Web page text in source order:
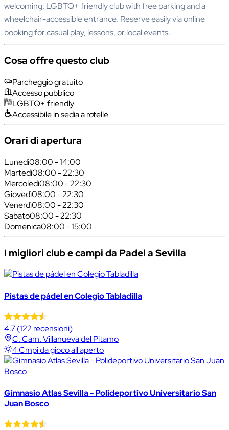
welcoming, LGBTQ+ friendly club with free parking and a
wheelchair-accessible entrance. Reserve easily via online
booking for casual play, lessons, or local events.
Cosa offre questo club
Parcheggio gratuito
Accesso pubblico
LGBTQ+ friendly
Accessibile in sedia a rotelle
Orari di apertura
Lunedì08:00 - 14:00
Martedì08:00 - 22:30
Mercoledì08:00 - 22:30
Giovedì08:00 - 22:30
Venerdì08:00 - 22:30
Sabato08:00 - 22:30
Domenica08:00 - 15:00
I migliori club e campi da Padel a Sevilla
Pistas de pádel en Colegio Tabladilla
4.7(122 recensioni)
C. Cam. Villanueva del Pitamo
4 Cmpi da gioco all'aperto
Gimnasio Atlas Sevilla - Polideportivo Universitario San
Juan Bosco